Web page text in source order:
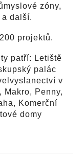
zóny,
a další.
projektů.
patří: Letiště
palác
v
Makro, Penny,
Komerční
domy